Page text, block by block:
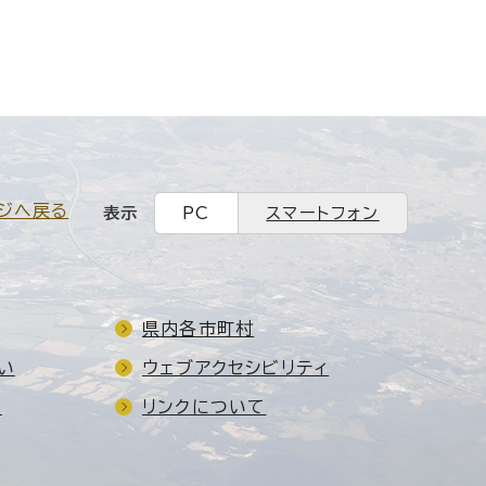
へ戻る 表示 PC スマートフォン
県内各市町村
ウェブアクセシビリティ
リンクについて